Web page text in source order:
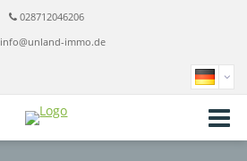
028712046206
info@unland-immo.de